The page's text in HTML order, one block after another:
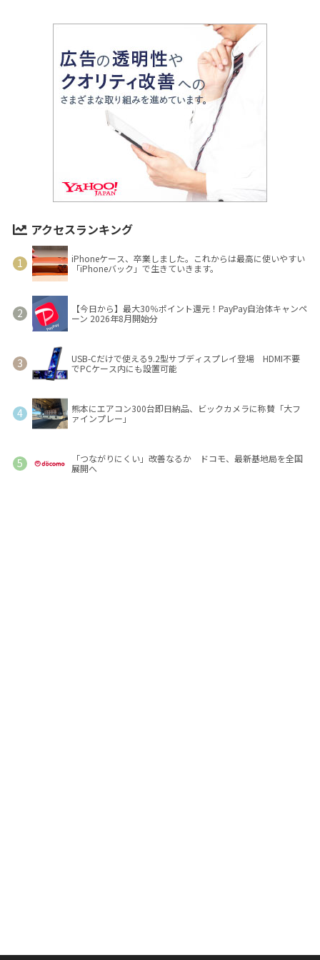
アクセスランキング
iPhoneケース、卒業しました。これからは最高に使いやすい
「iPhoneバック」で生きていきます。
【今日から】最大30％ポイント還元！PayPay自治体キャンペ
ーン 2026年8月開始分
USB-Cだけで使える9.2型サブディスプレイ登場 HDMI不要
でPCケース内にも設置可能
熊本にエアコン300台即日納品、ビックカメラに称賛「大フ
ァインプレー」
「つながりにくい」改善なるか ドコモ、最新基地局を全国
展開へ